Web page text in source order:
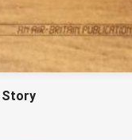
Story